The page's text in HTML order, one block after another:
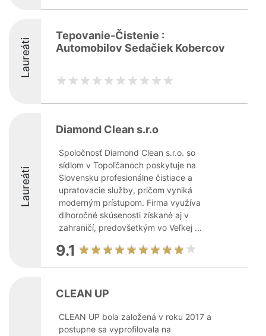
Laureáti
Tepovanie-Čistenie :
Automobilov Sedačiek Kobercov
Laureáti
Diamond Clean s.r.o
Spoločnosť Diamond Clean s.r.o. so
sídlom v Topoľčanoch poskytuje na
Slovensku profesionálne čistiace a
upratovacie služby, pričom vyniká
moderným prístupom. Firma využíva
dlhoročné skúsenosti získané aj v
zahraničí, predovšetkým vo Veľkej ...
9.1
CLEAN UP
CLEAN UP bola založená v roku 2017 a
postupne sa vyprofilovala na